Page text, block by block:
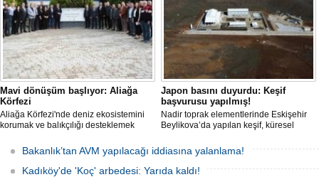
Mavi dönüşüm başlıyor: Aliağa
Körfezi
Aliağa Körfezi'nde deniz ekosistemini
korumak ve balıkçılığı desteklemek
Japon basını duyurdu: Keşif
başvurusu yapılmış!
Nadir toprak elementlerinde Eskişehir
Beylikova’da yapılan keşif, küresel
yeni bir hamle geldi.
Bakanlık’tan AVM yapılacağı iddiasına yalanlama!
Kadıköy'de 'Koç' arbedesi: Yarıda kaldı!